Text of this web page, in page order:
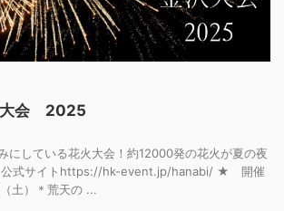
会 2025
にしている花火大会！約12000発の花火が夏の夜
公式サイトhttps://hk-event.jp/hanabi/ ★ 開催
土）＊荒天の ...